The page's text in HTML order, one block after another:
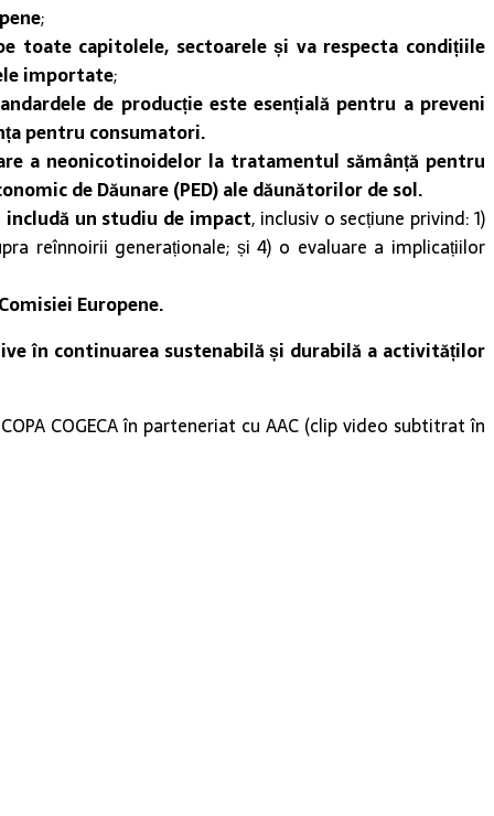
;
toate capitolele, sectoarele și va respecta condițiile
importate;
de producție este esențială pentru a preveni
pentru consumatori.
a neonicotinoidelor la tratamentul sămânță pentru
de Dăunare (PED) ale dăunătorilor de sol.
un studiu de impact, inclusiv o secțiune privind: 1)
reînnoirii generaționale; și 4) o evaluare a implicațiilor
Europene.
în continuarea sustenabilă și durabilă a activităților
COGECA în parteneriat cu AAC (clip video subtitrat în